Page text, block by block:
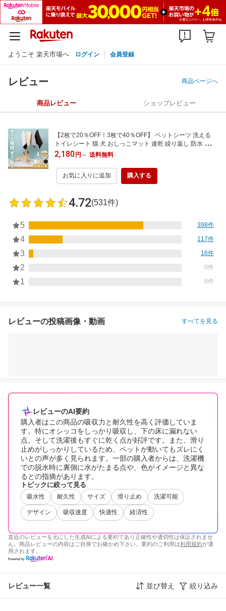
ようこそ 楽天市場へ ログイン 会員登録
レビュー 商品ページへ
商品レビュー ショップレビュー
【2枚で20％OFF！3枚で40％OFF】 ペットシーツ 洗える
トイレシート 猫 犬 おしっこマット 速乾 繰り返し 防水 ペッ
トマット 滑り止め 抗菌 吸水 下敷き 介護 多頭飼い 漏れない
洗濯機OK おしっこパッド 車 旅行 ケージ 大型犬 子犬用 消
臭 老犬 床 傷防止
2,180円 ～ 送料無料
お気に入りに追加 購入する
4.72(531件)
5 398件
4 117件
3 16件
2 0件
1 0件
レビューの投稿画像・動画 すべてを見る
レビューのAI要約
購入者はこの商品の吸収力と耐久性を高く評価していま
す。特にオシッコをしっかり吸収し、下の床に漏れない
点、そして洗濯後もすぐに乾く点が好評です。また、滑り
止めがしっかりしているため、ペットが動いてもズレにく
いとの声が多く見られます。一部の購入者からは、洗濯機
での脱水時に裏側に水がたまる点や、色がイメージと異な
るとの指摘があります。
トピックに絞って見る
吸水性 耐久性 サイズ 滑り止め 洗濯可能
デザイン 吸収速度 快適性 経済性
直近のレビューを元にした生成AIによる要約であり正確性や適切性は保証されませ
ん。商品レビューの内容はご自身でお確かめ下さい。要約のご利用は利用規約が適
用されます。
レビュー一覧 並び替え 絞り込み